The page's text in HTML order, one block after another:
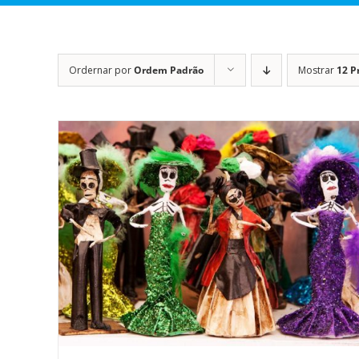
Ordernar porOrdem Padrão Mostrar 12
DETALHES